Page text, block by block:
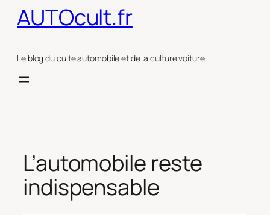
AUTOcult.fr
Le blog du culte automobile et de la culture voiture
L’automobile reste
indispensable